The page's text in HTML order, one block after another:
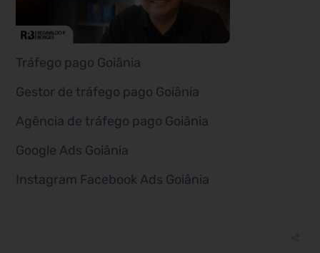
Tráfego pago Goiânia
Gestor de tráfego pago Goiânia
Agência de tráfego pago Goiânia
Google Ads Goiânia
Instagram Facebook Ads Goiânia